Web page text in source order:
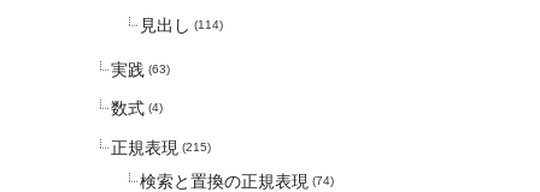
見出し (114)
実践 (63)
数式 (4)
正規表現 (215)
検索と置換の正規表現 (74)